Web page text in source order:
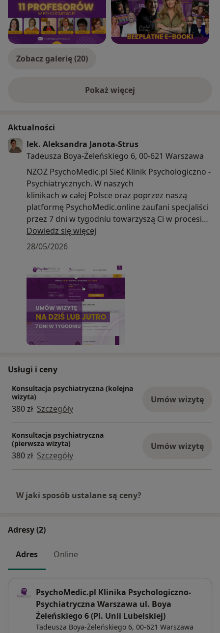
recommendations. Medycyna
Paliatywna/Palliative Medicine, 16(1).
Zobacz galerię (20)
Pokaż więcejo doświadczeniu
Aktualności
lek. Aleksandra Janota-Strus
Tadeusza Boya-Żeleńskiego 6, 00-621 Warszawa
NZOZ PsychoMedic.pl Sieć Klinik Psychologiczno -
Psychiatrycznych. W naszych
klinikach w całej Polsce oraz poprzez naszą
platformę PsychoMedic.online zaufani specjaliści
przez 7 dni w tygodniu towarzyszą Ci w procesie
zmiany, wykorzystując
nowoczesne metody leczenia trudności
Dowiedz się więcej
28/05/2026
Usługi i ceny
Konsultacja psychiatryczna (kolejna
wizyta)
380 zł Szczegóły
Umów wizytę
Konsultacja psychiatryczna
(pierwsza wizyta)
380 zł Szczegóły
Umów wizytę
W jaki sposób ustalane są ceny?
Adresy (2)
Adres Online
PsychoMedic.pl Klinika Psychologiczno-
Psychiatryczna Warszawa ul. Boya
Żeleńskiego 6 (Pl. Unii Lubelskiej)
Tadeusza Boya-Żeleńskiego 6, 00-621 Warszawa